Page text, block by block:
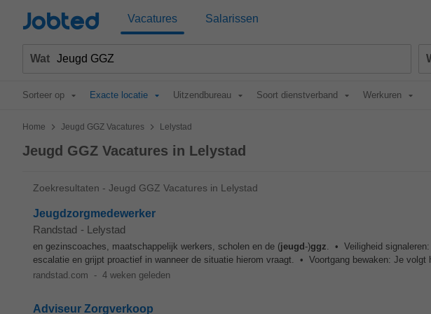
Jobted Vacatures Salarissen
Wat
Sorteer op Exacte locatie Uitzendbureau Soort dienstverband Werkuren
Home > Jeugd GGZ Vacatures > Lelystad
Jeugd GGZ Vacatures in Lelystad
Zoekresultaten - Jeugd GGZ Vacatures in Lelystad
Jeugdzorgmedewerker
Randstad - Lelystad
en gezinscoaches, maatschappelijk werkers, scholen en de (jeugd -)ggz. • Veiligheid
escalatie en grijpt proactief in wanneer de situatie hierom vraagt. • Voortgang bewaken: Je volgt
randstad.com - 4 weken geleden
Adviseur Zorgverkoop